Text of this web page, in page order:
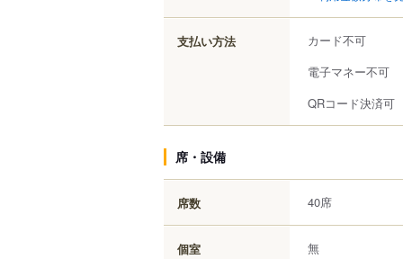
支払い方法
カード不可
電子マネー不可
QRコード決済可
席・設備
席数 40席
個室 無